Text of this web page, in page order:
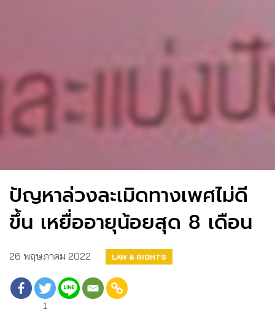
ปัญหาล่วงละเมิดทางเพศไม่ดี
ขึ้น เหยื่ออายุน้อยสุด 8 เดือน
26 พฤษภาคม 2022 LAW & RIGHTS
1